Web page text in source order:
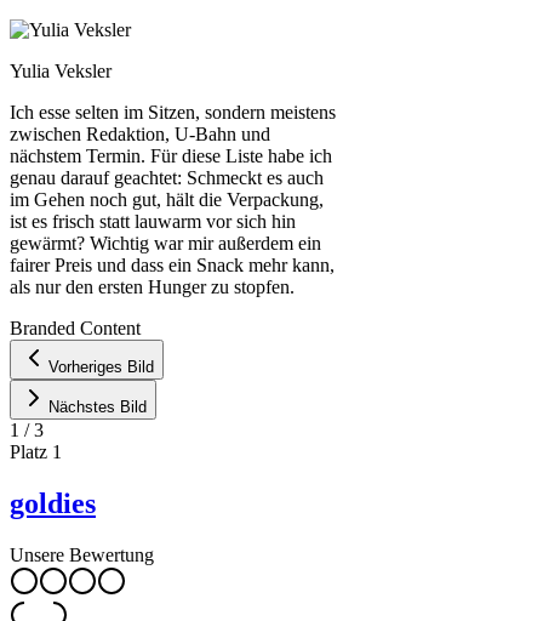
Yulia Veksler
Ich esse selten im Sitzen, sondern meistens
zwischen Redaktion, U-Bahn und
nächstem Termin. Für diese Liste habe ich
genau darauf geachtet: Schmeckt es auch
im Gehen noch gut, hält die Verpackung,
ist es frisch statt lauwarm vor sich hin
gewärmt? Wichtig war mir außerdem ein
fairer Preis und dass ein Snack mehr kann,
als nur den ersten Hunger zu stopfen.
+
−
Leaflet|©OpenStreetMapcontributors ©
Branded Content
Vorheriges Bild
Nächstes Bild
1 /3
Platz 1
goldies
Unsere Bewertung